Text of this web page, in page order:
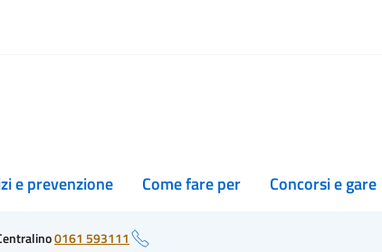
e prevenzione Come fare per Concorsi e gare
0161 593111